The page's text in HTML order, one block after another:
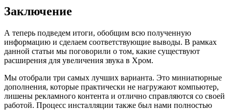
Заключение
А теперь подведем итоги, обобщим всю полученную
информацию и сделаем соответствующие выводы. В рамках
данной статьи мы поговорили о том, какие существуют
расширения для увеличения звука в Хром.
Мы отобрали три самых лучших варианта. Это миниатюрные
дополнения, которые практически не нагружают компьютер,
лишены рекламного контента и отлично справляются со своей
работой. Процесс инсталляции также был нами полностью